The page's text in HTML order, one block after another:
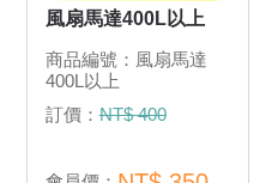
風扇馬達400L以上
商品編號：風扇馬達
400L以上
訂價：NT$ 400